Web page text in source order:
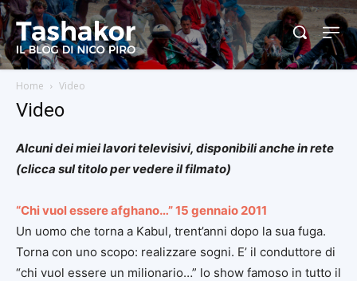
Home Video
Video
Alcuni dei miei lavori televisivi, disponibili anche in rete
(clicca sul titolo per vedere il filmato)
“Chi vuol essere afghano…” 15 gennaio 2011
Un uomo che torna a Kabul, trent’anni dopo la sua fuga.
Torna con uno scopo: realizzare sogni. E’ il conduttore di
“chi vuol essere un milionario…” lo show famoso in tutto il